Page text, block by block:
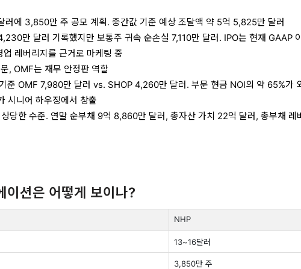
러에 3,850만 주 공모 계획. 중간값 기준 예상 조달액 약 5억 5,825만 달러
만 달러 기록했지만 보통주 귀속 순손실 7,110만 달러. IPO는 현재 GAAP
업 레버리지를 근거로 마케팅 중
, OMF는 재무 안정판 역할
준 OMF 7,980만 달러 vs. SHOP 4,260만 달러. 부문 현금 NOI의 약 65%가
시니어 하우징에서 창출
당한 수준. 연말 순부채 9억 8,860만 달러, 총자산 가치 22억 달러, 총부채 레
이션은 어떻게 보이나?
NHP
13~16달러
3,850만 주